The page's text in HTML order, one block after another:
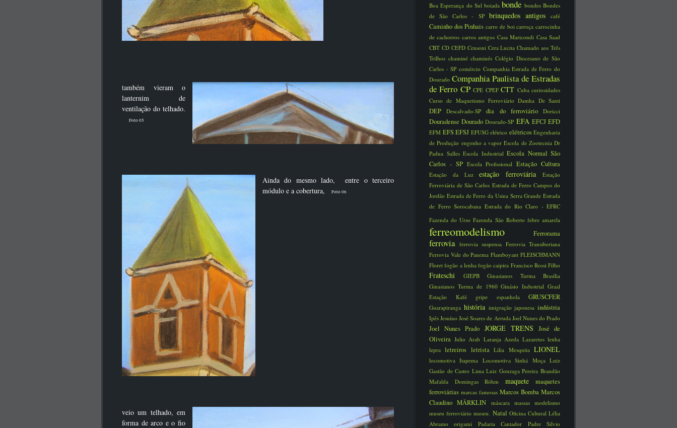
também vieram o
lanternim de
ventilação do telhado.
Foto 05
Ainda do mesmo lado, entre o terceiro
módulo e a cobertura,
Foto 06
veio um telhado, em
forma de arco e o fio
Boa Esperança do Sulboiada bonde bondesBondes
de São Carlos - SP brinquedos antigoscafé
Caminho dos Pinhaiscarro de boicarroçacarrocinha
de cachorros carros antigos Casa Maricondi Casa Saad
CBT CD CEFD Censoni Cera LucitaChamado aos Três
Trilhos chaminéchaminésColégio Diocesano de São
Carlos - SP comércio Companhia Estrada de Ferro do
Dourado Companhia Paulista de Estradas
de Ferro CPCPE CPEFCTT Cubacuriosidades
Curso de Maquetismo FerroviárioDamha De Santi
DEPDescalvado-SPdia do ferroviárioDoricci
DouradenseDouradoDourado-SP EFA EFCJEFD
EFM EFS EFSJ EFUSG elétrico elétricos Engenharia
de Produção engenho a vaporEscola de Zootecnia Dr
Padua Salles Escola Industrial Escola Normal São
Carlos - SP Escola ProfissionalEstação Cultura
Estação da Luzestação ferroviáriaEstação
Ferroviária de São Carlos Estrada de Ferro Campos do
Jordão Estrada de Ferro da Usina Serra Grande Estrada
de Ferro Sorocabana Estrada do Rio Claro - EFRC
Fazenda do UrsoFazenda São Roberto febre amarela
ferreomodelismo Ferrorama
ferrovia ferrovia suspensa Ferrovia Transiberiana
Ferrovia Vale do PanemaFlamboyantFLEISCHMANN
Floretfogão a lenha fogão caipira Francisco Rossi Filho
Frateschi GIEPB Ginasianos Turma Brasília
Ginasianos Turma de 1960Ginásio IndustrialGraal
Estação Kafé gripe espanhola GRUSCFER
Guarapiranga história imigração japonesa indústria
IpêsJesuíno José Soares de Arruda Joel Nunes do Prado
Joel Nunes Prado JORGE TRENS José de
Oliveira Julio Arab Laranja Azeda Lazaretos lenha
lepraletreiros letristaLilia MesquitaLIONEL
locomotiva Itapema Locomotiva Sinhá MoçaLuiz
Gastão de Castro LimaLuiz Gonzaga Pereira Brandão
Mafalda Domingas Röhm maquete maquetes
ferroviárias marcas famosas Marcos Bomba Marcos
ClaudinoMÄRKLIN máscara massas modelismo
museu ferroviáriomuseu. Natal Oficina Cultural Lélia
Abramoorigami Padaria Cantador Padre Silvio